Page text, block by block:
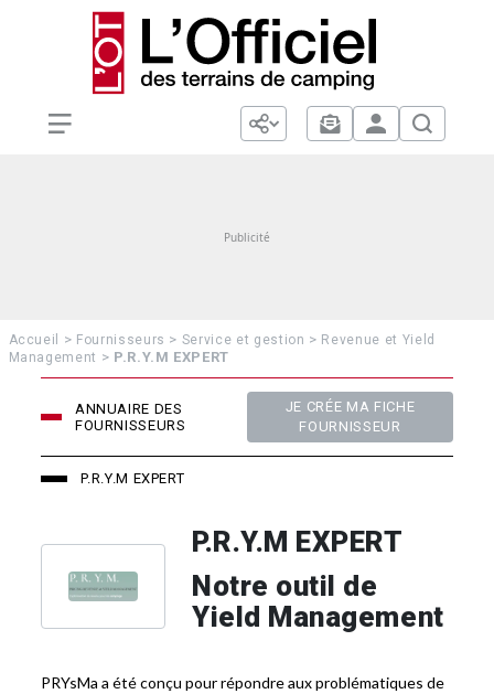
Accueil > Fournisseurs > Service et gestion > Revenue et Yield
Management > P.R.Y.M EXPERT
ANNUAIRE DES
FOURNISSEURS
JE CRÉE MA FICHE
FOURNISSEUR
P.R.Y.M EXPERT
P.R.Y.M EXPERT
Notre outil de
Yield Management
PRYsMa a été conçu pour répondre aux problématiques de